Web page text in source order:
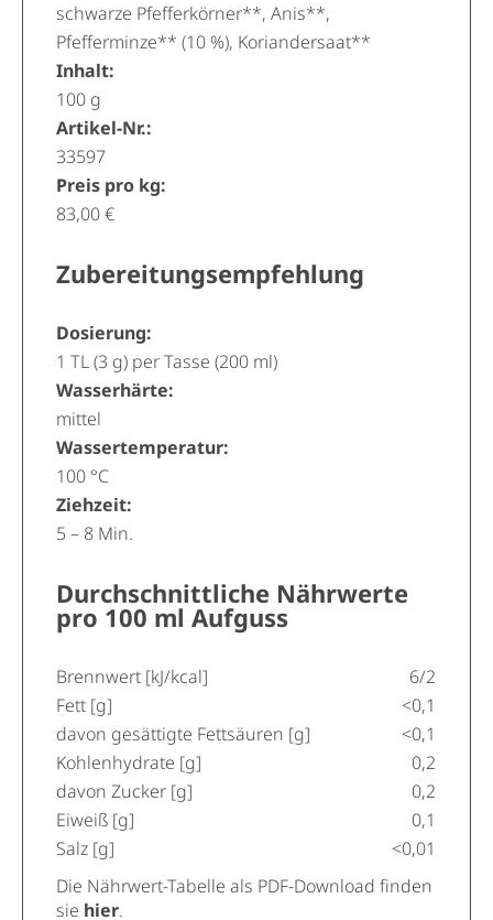
schwarze Pfefferkörner**, Anis**,
Pfefferminze** (10 %), Koriandersaat**
Inhalt:
100 g
Artikel-Nr.:
33597
Preis pro kg:
83,00 €
Zubereitungsempfehlung
Dosierung:
1 TL (3 g) per Tasse (200 ml)
Wasserhärte:
mittel
Wassertemperatur:
100 °C
Ziehzeit:
5 – 8 Min.
Durchschnittliche Nährwerte
pro 100 ml Aufguss
Brennwert [kJ/kcal]
6/2
Fett [g]
<0,1
davon gesättigte Fettsäuren [g]
<0,1
Kohlenhydrate [g]
0,2
davon Zucker [g]
0,2
Eiweiß [g]
0,1
Salz [g]
<0,01
Die Nährwert-Tabelle als PDF-Download finden
sie hier.